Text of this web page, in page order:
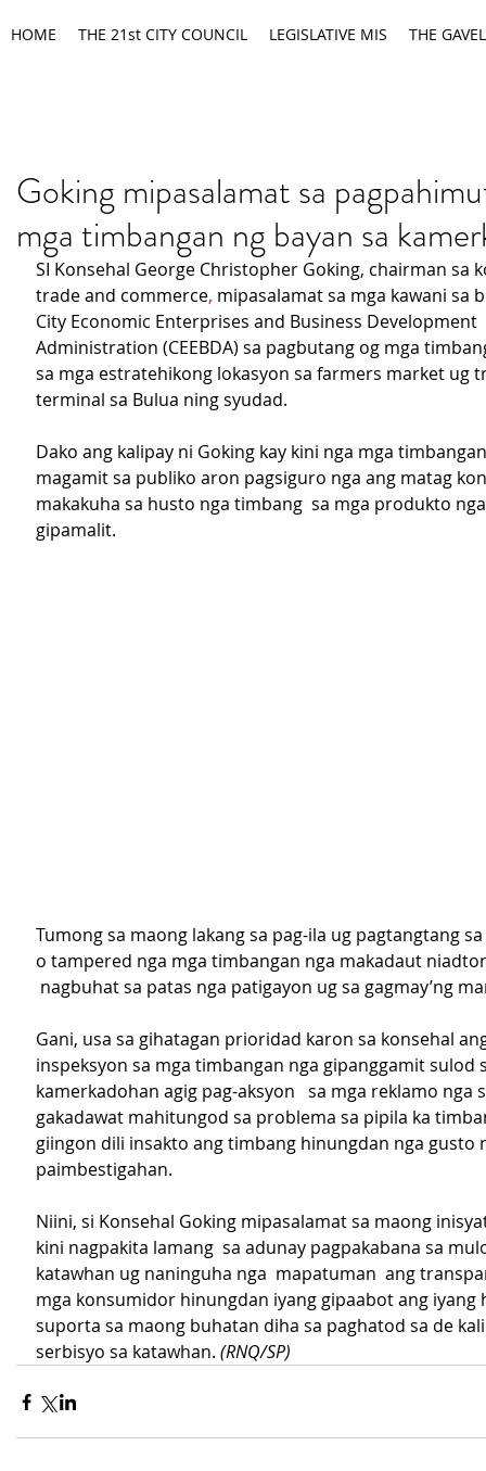
HOME THE 21st CITY COUNCIL LEGISLATIVE MIS THE GAVEL
Goking mipasalamat sa
mga timbangan ng bayan sa
SI Konsehal George Christopher Goking, chairman sa
trade and commerce, mipasalamat sa mga kawani sa
City Economic Enterprises and Business Development
Administration (CEEBDA) sa pagbutang og mga
sa mga estratehikong lokasyon sa farmers market
terminal sa Bulua ning syudad.
Dako ang kalipay ni Goking kay kini nga mga
magamit sa publiko aron pagsiguro nga ang matag
makakuha sa husto nga timbang  sa mga produkto
gipamalit.
Tumong sa maong lakang sa pag-ila ug pagtangtang
o tampered nga mga timbangan nga makadaut
nagbuhat sa patas nga patigayon ug sa gagmay’ng
Gani, usa sa gihatagan prioridad karon sa konsehal
inspeksyon sa mga timbangan nga gipanggamit sulod
kamerkadohan agig pag-aksyon   sa mga reklamo nga
gakadawat mahitungod sa problema sa pipila ka
giingon dili insakto ang timbang hinungdan nga gusto
paimbestigahan.
Niini, si Konsehal Goking mipasalamat sa maong
kini nagpakita lamang  sa adunay pagpakabana sa
katawhan ug naninguha nga  mapatuman  ang
mga konsumidor hinungdan iyang gipaabot ang
suporta sa maong buhatan diha sa paghatod sa de
serbisyo sa katawhan. (RNQ/SP)